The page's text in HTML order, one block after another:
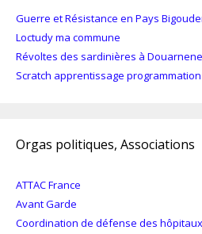
Guerre et Résistance en Pays
Loctudy ma commune
Révoltes des sardinières à
Scratch apprentissage
Orgas politiques, Associations
ATTAC France
Avant Garde
Coordination de défense des hôpitaux